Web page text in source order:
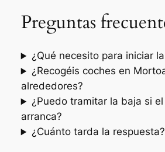
Preguntas
¿Qué necesito para iniciar
¿Recogéis coches en
alrededores?
¿Puedo tramitar la baja si
arranca?
¿Cuánto tarda la respuesta?